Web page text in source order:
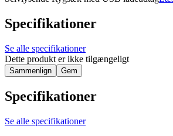
Specifikationer
Se alle specifikationer
Dette produkt er ikke tilgængeligt
Sammenlign Gem
Specifikationer
Se alle specifikationer